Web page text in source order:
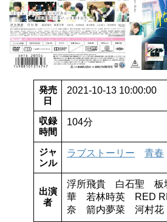
発売
日
2021-10-13 10:00:00
収録
時間
104分
ジャ
ンル
ラブストーリー 青春
出演
者
浮所飛貴 白石聖 板
華 若林時英 RED
奈 箭内夢菜 河村